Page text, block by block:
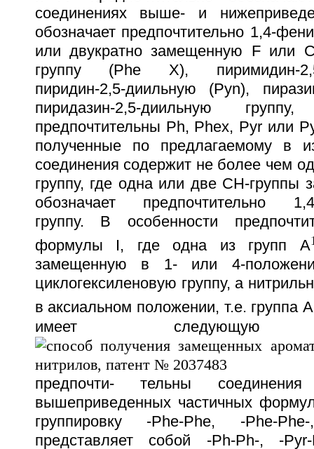
соединениях выше- и
обозначает предпочтительно 1,4-
или двукратно замещенную F или
группу (Phe Х), пиримидин-
пиридин-2,5-диильную (Pyn),
пиридазин-2,5-диильную
предпочтительны Ph, Pheх, Pyr или
полученные по предлагаемому в
соединения содержит не более чем
группу, где одна или две СН-группы
обозначает предпочтительно 1,4-
группу. В особенности
формулы I, где одна из групп А
замещенную в 1- или 4-
циклогексиленовую группу, а
в аксиальном положении, т.е. группа А
имеет следующую
предпочти- тельны
вышеприведенных частичных
группировку -Phe-Phe, -Phe-
представляет собой -Ph-Ph-, -